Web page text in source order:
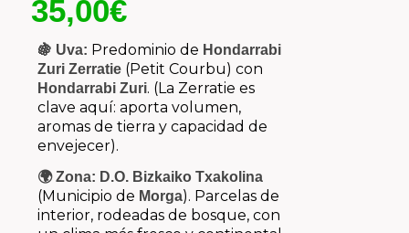
35,00€
🍇 Uva: Predominio de Hondarrabi
Zuri Zerratie(Petit Courbu) con
Hondarrabi Zuri. (La Zerratie es
clave aquí: aporta volumen,
aromas de tierra y capacidad de
envejecer).
🌍 Zona: D.O. Bizkaiko Txakolina
(Municipio de Morga). Parcelas de
interior, rodeadas de bosque, con